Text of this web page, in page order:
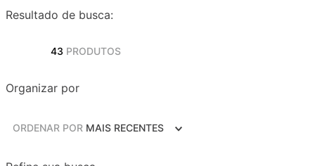
Resultado de busca:
43 PRODUTOS
Organizar por
ORDENAR POR MAIS RECENTES